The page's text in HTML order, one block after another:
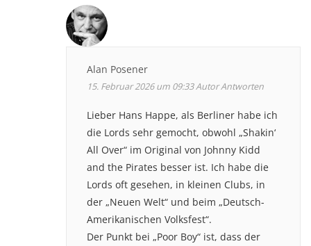
Alan Posener
15. Februar 2026 um 09:33AutorAntworten
Lieber Hans Happe, als Berliner habe ich
die Lords sehr gemocht, obwohl „Shakin‘
All Over“ im Original von Johnny Kidd
and the Pirates besser ist. Ich habe die
Lords oft gesehen, in kleinen Clubs, in
der „Neuen Welt“ und beim „Deutsch-
Amerikanischen Volksfest“.
Der Punkt bei „Poor Boy“ ist, dass der